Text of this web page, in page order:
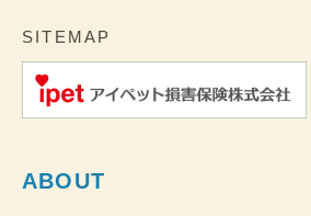
SITEMAP
ABOUT